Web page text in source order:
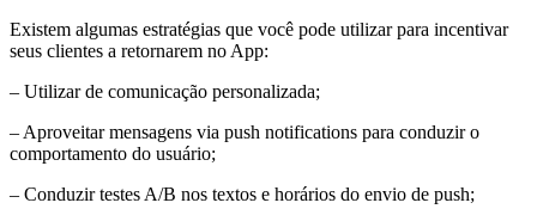
Existem algumas estratégias que você pode utilizar para incentivar
seus clientes a retornarem no App:
– Utilizar de comunicação personalizada;
– Aproveitar mensagens via push notifications para conduzir o
comportamento do usuário;
– Conduzir testes A/B nos textos e horários do envio de push;